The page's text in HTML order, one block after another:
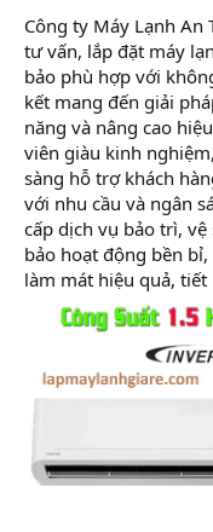
Công ty Máy Lạnh An
tư vấn, lắp đặt máy
bảo phù hợp với
kết mang đến giải
năng và nâng cao
viên giàu kinh
sàng hỗ trợ khách
với nhu cầu và ngân
cấp dịch vụ bảo trì,
bảo hoạt động bền
làm mát hiệu quả,